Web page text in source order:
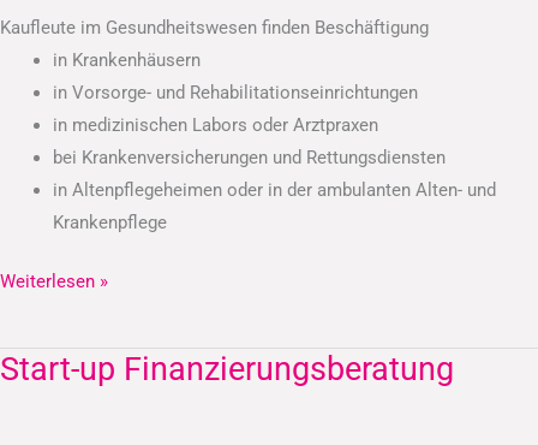
Kaufleute im Gesundheitswesen finden Beschäftigung
in Krankenhäusern
in Vorsorge- und Rehabilitationseinrichtungen
in medizinischen Labors oder Arztpraxen
bei Krankenversicherungen und Rettungsdiensten
in Altenpflegeheimen oder in der ambulanten Alten- und
Krankenpflege
Weiterlesen »
Start-up Finanzierungsberatung
Start-